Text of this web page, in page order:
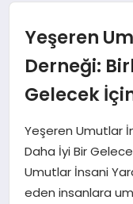
EKONOMI
MAGAZIN
SAĞLIK
SIYASET
Yeşeren
Derneği:
Gelecek
Yeşeren Umutlar
Daha İyi Bir
Umutlar İnsani
eden insanlara